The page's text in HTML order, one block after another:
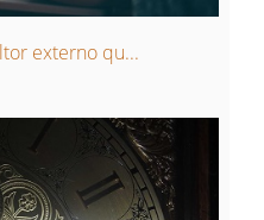
externo qu...